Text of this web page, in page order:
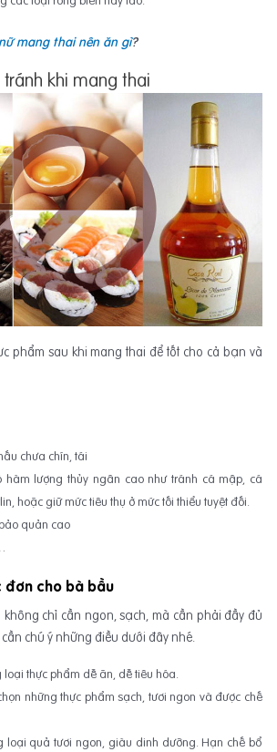
mang thai nên ăn gì?
khi mang thai
phẩm sau khi mang thai để tốt cho cả bạn và
chưa chín, tái
hàm lượng thủy ngân cao như tránh cá mập, cá
hoặc giữ mức tiêu thụ ở mức tối thiểu tuyệt đối.
quản cao
đơn cho bà bầu
chỉ cần ngon, sạch, mà cần phải đầy đủ
chú ý những điều dưới đây nhé.
loại thực phẩm dễ ăn, dễ tiêu hóa.
những thực phẩm sạch, tươi ngon và được chế
loại quả tươi ngon, giàu dinh dưỡng. Hạn chế bổ